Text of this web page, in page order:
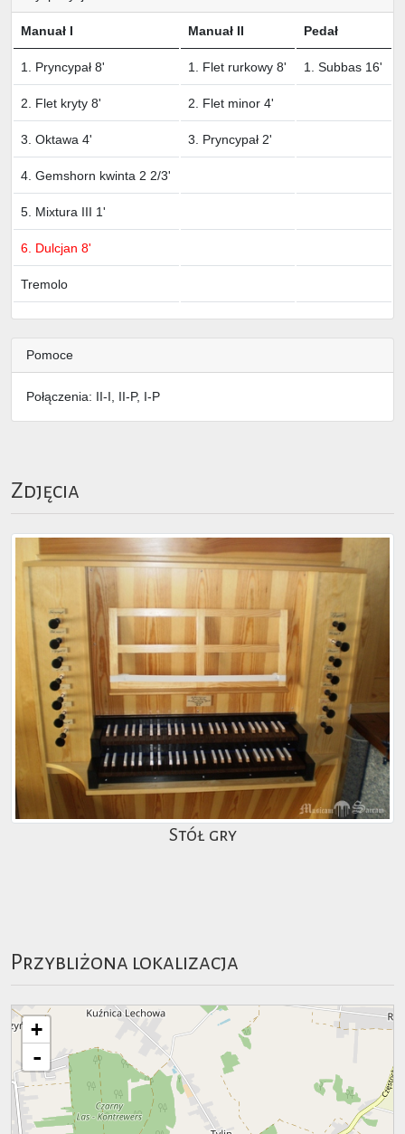
Manuał I Manuał II Pedał
1. Pryncypał 8' 1. Flet rurkowy 8' 1. Subbas 16'
2. Flet kryty 8' 2. Flet minor 4'
3. Oktawa 4' 3. Pryncypał 2'
4. Gemshorn kwinta 2 2/3'
5. Mixtura III 1'
6. Dulcjan 8'
Tremolo
Pomoce
Połączenia: II-I, II-P, I-P
Zdjęcia
Stół gry
Przybliżona lokalizacja
+
-